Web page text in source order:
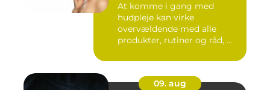
At komme i gang med
hudpleje kan virke
overvældende med alle
produkter, rutiner og råd, ...
09. aug